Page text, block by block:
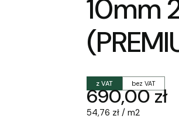
10mm
z VAT bez VAT
Cena
690,00 zł
54,76 zł / m2